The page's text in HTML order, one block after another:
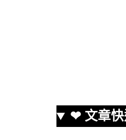
❤ 文章